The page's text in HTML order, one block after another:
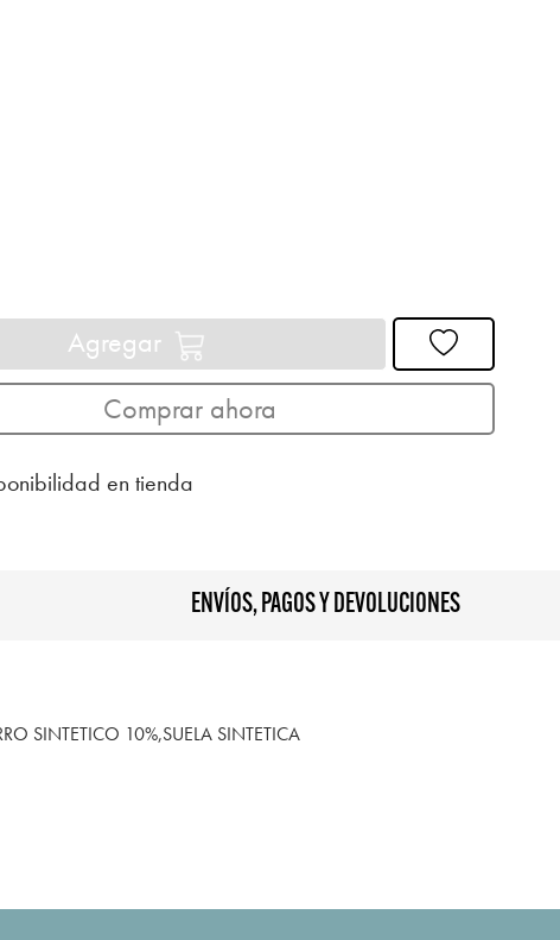
Agregar
Comprar ahora
en tienda
ENVÍOS, PAGOS Y DEVOLUCIONES
SINTETICO 10%,SUELA SINTETICA